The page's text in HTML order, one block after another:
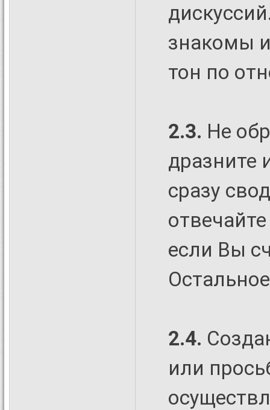
знакомы
тон по
2.3. Не
дразните
сразу
если Вы
2.4.
или